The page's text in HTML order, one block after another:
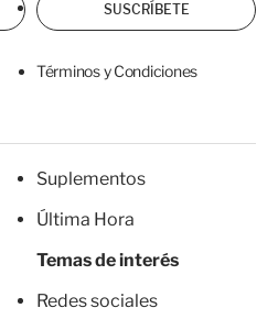
SUSCRÍBETE
Términos y Condiciones
Suplementos
Última Hora
Temas de interés
Redes sociales